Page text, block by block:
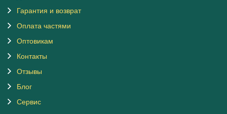
Гарантия и возврат
Оплата частями
Оптовикам
Контакты
Отзывы
Блог
Сервис